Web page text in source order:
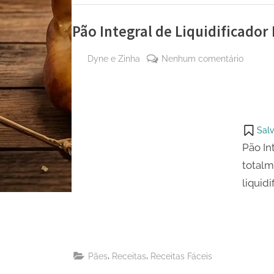
Pão Integral de Liquidificador
on
By
Dyne e Zinha Nenhum comentárioem
Fácil
Pão
Pães Receitas Receitas Fáceis